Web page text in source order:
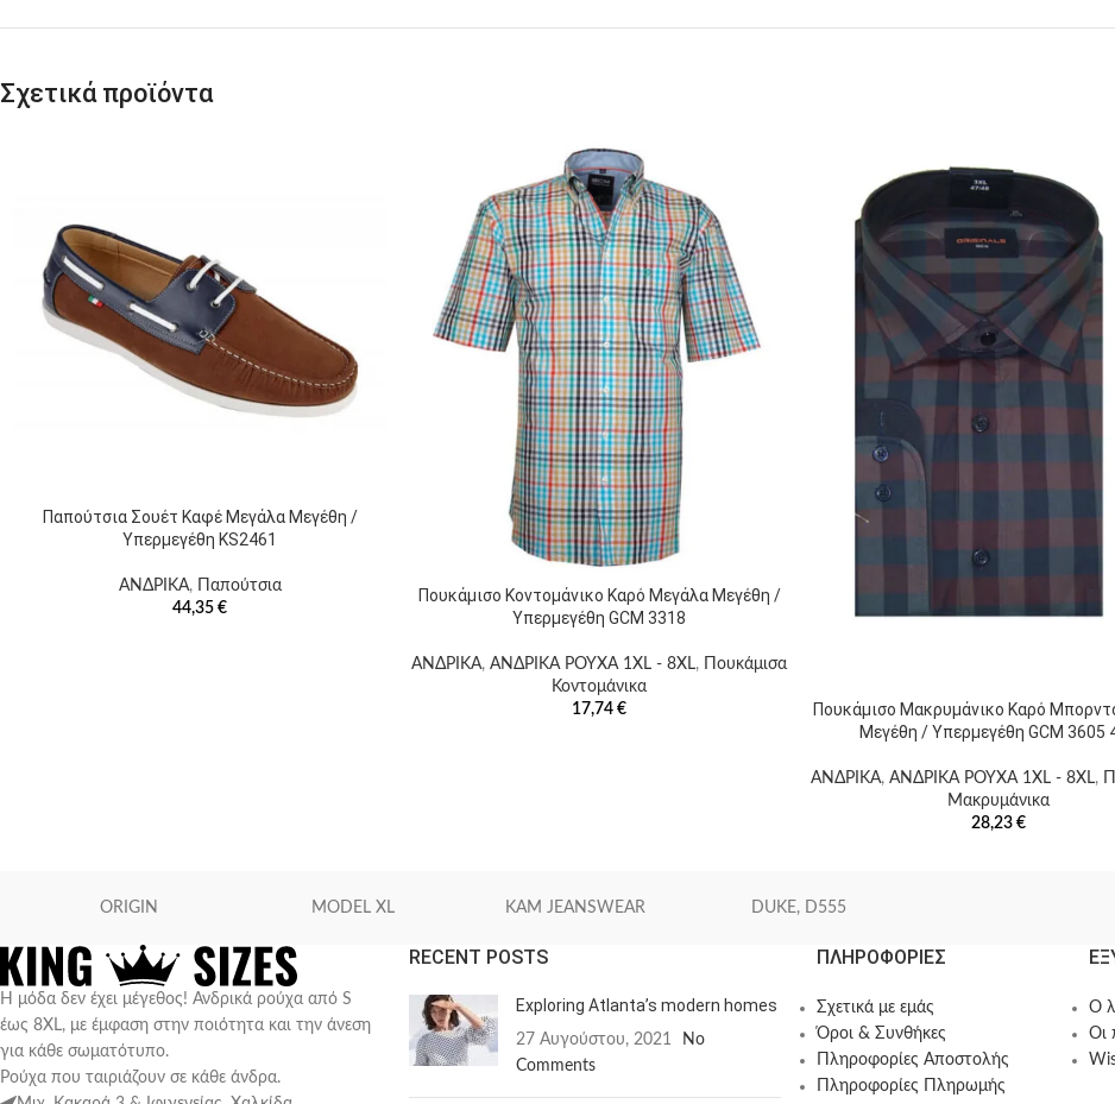
Σχετικά προϊόντα
Παπούτσια Σουέτ Καφέ Μεγάλα Μεγέθη /
Υπερμεγέθη KS2461
ΑΝΔΡΙΚΑ,
Παπούτσια
44,35 €
Πουκάμισο Κοντομάνικο Καρό Μεγάλα Μεγέθη /
Υπερμεγέθη GCM 3318
ΑΝΔΡΙΚΑ, ΑΝΔΡΙΚΑ ΡΟΥΧΑ 1XL - 8XL,
Πουκάμισα
Κοντομάνικα
17,74 €
Πουκάμισο Μακρυμάνικο Καρό
Μεγέθη / Υπερμεγέθη GCM 3605
ΑΝΔΡΙΚΑ, ΑΝΔΡΙΚΑ ΡΟΥΧΑ 1XL - 8XL,
Μακρυμάνικα
28,23 €
ORIGIN MODEL XL KAM JEANSWEAR DUKE, D555
Η μόδα δεν έχει μέγεθος! Ανδρικά ρούχα από S
έως 8XL, με έμφαση στην ποιότητα και την άνεση
για κάθε σωματότυπο.
Ρούχα που ταιριάζουν σε κάθε άνδρα.
RECENT POSTS
Exploring Atlanta’s modern homes
27 Αυγούστου, 2021
No
Comments
ΠΛΗΡΟΦΟΡΙΕΣ
Σχετικά με εμάς
Όροι & Συνθήκες
Πληροφορίες Αποστολής
Πληροφορίες Πληρωμής
Ο
Οι